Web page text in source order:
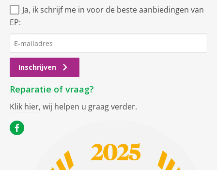
Ja, ik schrijf me in voor de beste aanbiedingen van
EP:
Inschrijven
Reparatie of vraag?
Klik hier, wij helpen u graag verder.